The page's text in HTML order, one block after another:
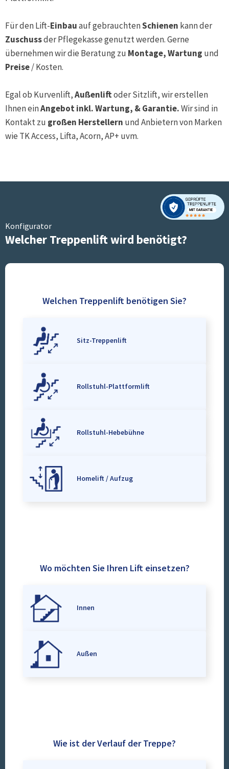
Für den Lift-Einbauauf gebrauchtenSchienen kann der
Zuschussder Pflegekasse genutzt werden. Gerne
übernehmen wir die Beratung zu Montage, Wartung und
Preise/ Kosten.
Egal ob Kurvenlift,Außenliftoder Sitzlift, wir erstellen
Ihnen einAngebot inkl. Wartung, & Garantie.Wir sind in
Kontakt zu großen Herstellern und Anbietern von Marken
wie TK Access, Lifta, Acorn, AP+ uvm.
Konfigurator
Welcher Treppenlift wird benötigt?
Welchen Treppenlift benötigen Sie?
Sitz-Treppenlift
Rollstuhl-Plattformlift
Rollstuhl-Hebebühne
Homelift / Aufzug
Wo möchten Sie Ihren Lift einsetzen?
Innen
Außen
Wie ist der Verlauf der Treppe?